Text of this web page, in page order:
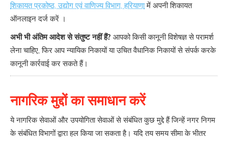
शिकायत प्रकोष्ठ, उद्योग एवं वाणिज्य विभाग, हरियाणामें अपनी शिकायत
ऑनलाइन दर्ज करें ।
अभी भी अंतिम आदेश से संतुष्ट नहीं हैं? आपको किसी कानूनी विशेषज्ञ से परामर्श
लेना चाहिए, फिर आप न्यायिक निकायों या उचित वैधानिक निकायों से संपर्क करके
कानूनी कार्रवाई कर सकते हैं।
नागरिक मुद्दों का समाधान करें
ये नागरिक सेवाओं और उपयोगिता सेवाओं से संबंधित कुछ मुद्दे हैं जिन्हें नगर निगम
के संबंधित विभागों द्वारा हल किया जा सकता है। यदि तय समय सीमा के भीतर